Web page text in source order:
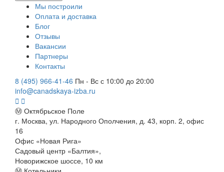
Мы построили
Оплата и доставка
Блог
Отзывы
Вакансии
Партнеры
Контакты
8 (495) 966-41-46 Пн - Вс с 10:00 до 20:00
info@canadskaya-izba.ru
Ⓜ Октябрьское Поле
г. Москва, ул. Народного Ополчения, д. 43, корп. 2, офис
16
Офис «Новая Рига»
Садовый центр «Балтия»,
Новорижское шоссе, 10 км